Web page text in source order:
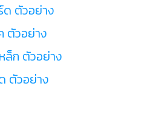
ตัวอย่าง
ตัวอย่าง
ล็ก ตัวอย่าง
ตัวอย่าง